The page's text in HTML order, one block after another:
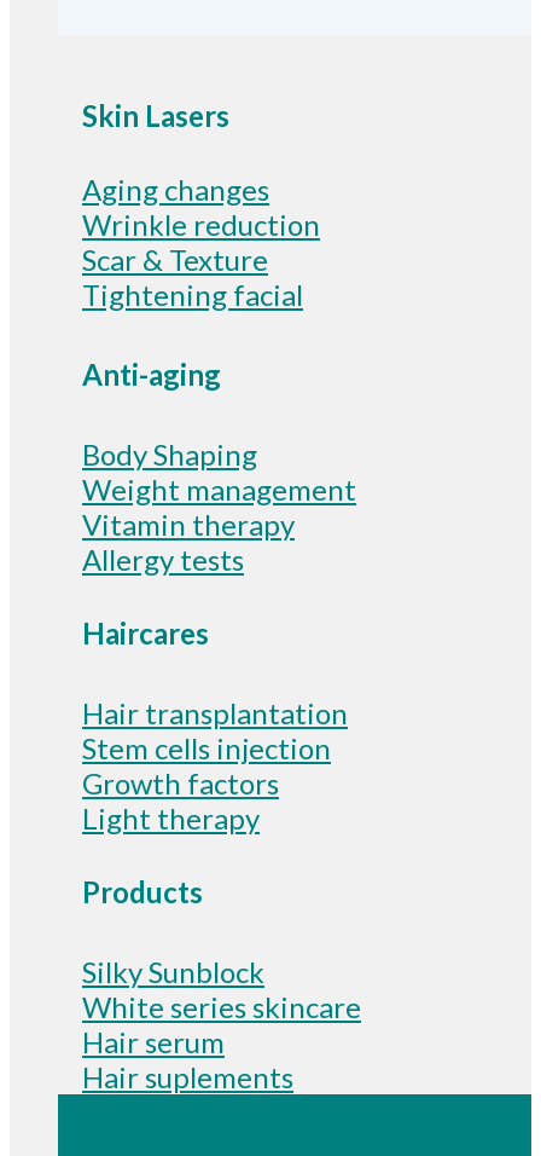
Skin Lasers
Aging changes
Wrinkle reduction
Scar & Texture
Tightening facial
Anti-aging
Body Shaping
Weight management
Vitamin therapy
Allergy tests
Haircares
Hair transplantation
Stem cells injection
Growth factors
Light therapy
Products
Silky Sunblock
White series skincare
Hair serum
Hair suplements